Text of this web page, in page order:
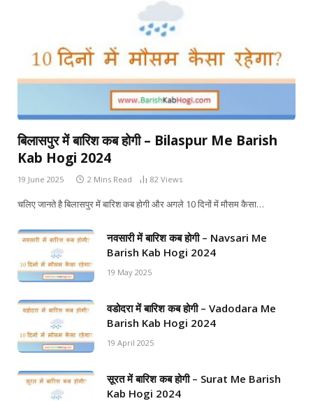
बिलासपुर में बारिश कब होगी – Bilaspur Me Barish
Kab Hogi 2024
19 June 2025 2 Mins Read 82 Views
चलिए जानते है बिलासपुर में बारिश कब होगी और अगले 10 दिनों में मौसम कैसा…
नवसारी में बारिश कब होगी – Navsari Me
Barish Kab Hogi 2024
19 May 2025
वडोदरा में बारिश कब होगी – Vadodara Me
Barish Kab Hogi 2024
19 April 2025
सूरत में बारिश कब होगी – Surat Me Barish
Kab Hogi 2024